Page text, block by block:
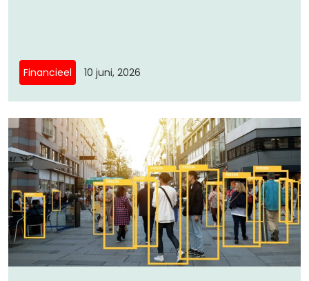
Financieel 10 juni, 2026